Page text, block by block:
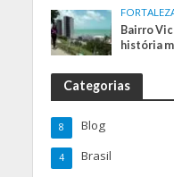
Bairro
história
Categorias
Blog
8
Brasil
4